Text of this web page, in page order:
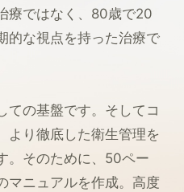
療ではなく、80歳で20
的な視点を持った治療で
ての基盤です。そしてコ
より徹底した衛生管理を
。そのために、50ペー
マニュアルを作成。高度